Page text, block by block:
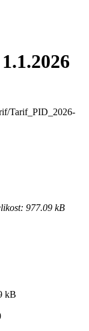
Tarif_PID_2026-
977.09 kB
kB